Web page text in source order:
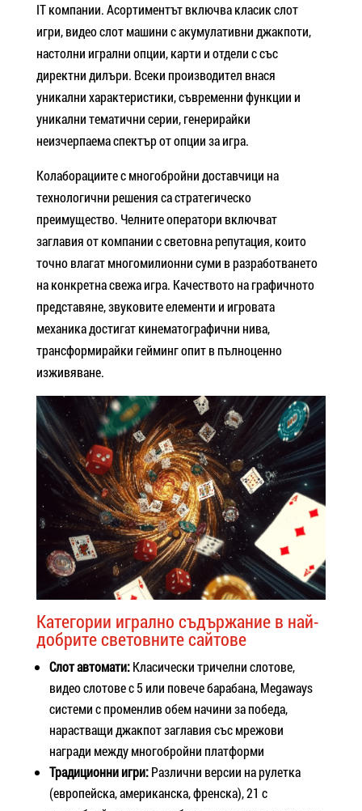
IT компании. Асортиментът включва класик слот
игри, видео слот машини с акумулативни джакпоти,
настолни игрални опции, карти и отдели с със
директни дилъри. Всеки производител внася
уникални характеристики, съвременни функции и
уникални тематични серии, генерирайки
неизчерпаема спектър от опции за игра.
Колаборациите с многобройни доставчици на
технологични решения са стратегическо
преимущество. Челните оператори включват
заглавия от компании с световна репутация, които
точно влагат многомилионни суми в разработването
на конкретна свежа игра. Качеството на графичното
представяне, звуковите елементи и игровата
механика достигат кинематографични нива,
трансформирайки гейминг опит в пълноценно
изживяване.
Категории игрално съдържание в най-
добрите световните сайтове
Слот автомати:Класически тричелни слотове,
видео слотове с 5 или повече барабана, Megaways
системи с променлив обем начини за победа,
нарастващи джакпот заглавия със мрежови
награди между многобройни платформи
Традиционни игри:Различни версии на рулетка
(европейска, американска, френска), 21 с